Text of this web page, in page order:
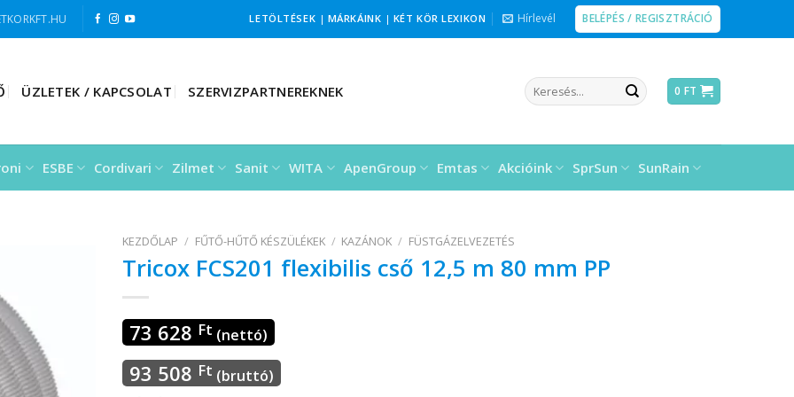
LETÖLTÉSEK | MÁRKÁINK | KÉT KÖR LEXIKON Hírlevél BELÉPÉS / REGISZTRÁCIÓ
ÜZLETEK / KAPCSOLAT SZERVIZPARTNEREKNEK
Keresés
a
0 FT
ESBE Cordivari Zilmet Sanit WITA ApenGroup Emtas Akcióink SprSun SunRain
KEZDŐLAP / FŰTŐ-HŰTŐ KÉSZÜLÉKEK / KAZÁNOK / FÜSTGÁZELVEZETÉS
Tricox FCS201 flexibilis cső 12,5 m 80 mm PP
73 628 Ft (nettó)
93 508 Ft (bruttó)